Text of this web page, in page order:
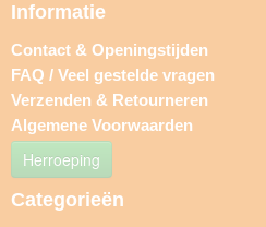
Informatie
Contact & Openingstijden
FAQ / Veel gestelde vragen
Verzenden & Retourneren
Algemene Voorwaarden
Herroeping
Categorieën